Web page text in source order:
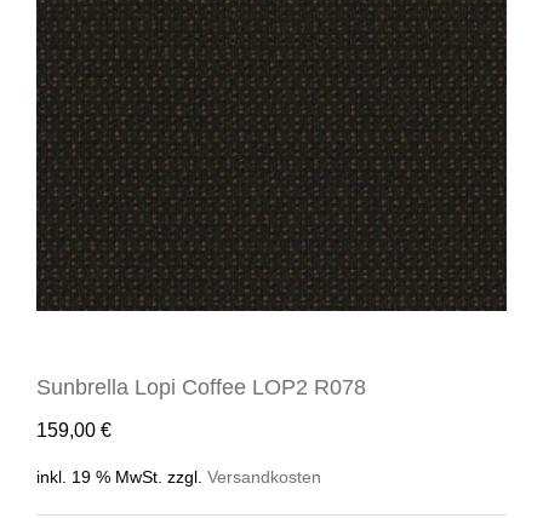
Sunbrella Lopi Coffee LOP2 R078
159,00 €
inkl. 19 % MwSt. zzgl. Versandkosten